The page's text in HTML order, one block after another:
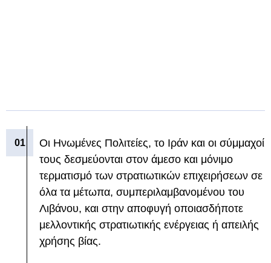
Οι Ηνωμένες Πολιτείες, το Ιράν και οι σύμμαχοί
τους δεσμεύονται στον άμεσο και μόνιμο
τερματισμό των στρατιωτικών επιχειρήσεων σε
όλα τα μέτωπα, συμπεριλαμβανομένου του
Λιβάνου, και στην αποφυγή οποιασδήποτε
μελλοντικής στρατιωτικής ενέργειας ή απειλής
χρήσης βίας.